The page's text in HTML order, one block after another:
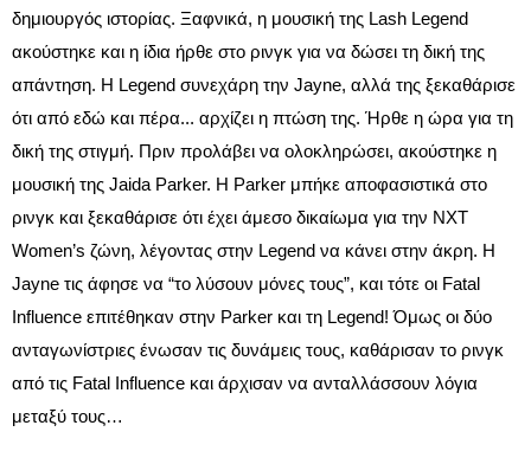
δημιουργός ιστορίας. Ξαφνικά, η μουσική της Lash Legend
ακούστηκε και η ίδια ήρθε στο ρινγκ για να δώσει τη δική της
απάντηση. Η Legend συνεχάρη την Jayne, αλλά της ξεκαθάρισε
ότι από εδώ και πέρα... αρχίζει η πτώση της. Ήρθε η ώρα για τη
δική της στιγμή. Πριν προλάβει να ολοκληρώσει, ακούστηκε η
μουσική της Jaida Parker. Η Parker μπήκε αποφασιστικά στο
ρινγκ και ξεκαθάρισε ότι έχει άμεσο δικαίωμα για την NXT
Women’s ζώνη, λέγοντας στην Legend να κάνει στην άκρη. Η
Jayne τις άφησε να “το λύσουν μόνες τους”, και τότε οι Fatal
Influence επιτέθηκαν στην Parker και τη Legend! Όμως οι δύο
ανταγωνίστριες ένωσαν τις δυνάμεις τους, καθάρισαν το ρινγκ
από τις Fatal Influence και άρχισαν να ανταλλάσσουν λόγια
μεταξύ τους…